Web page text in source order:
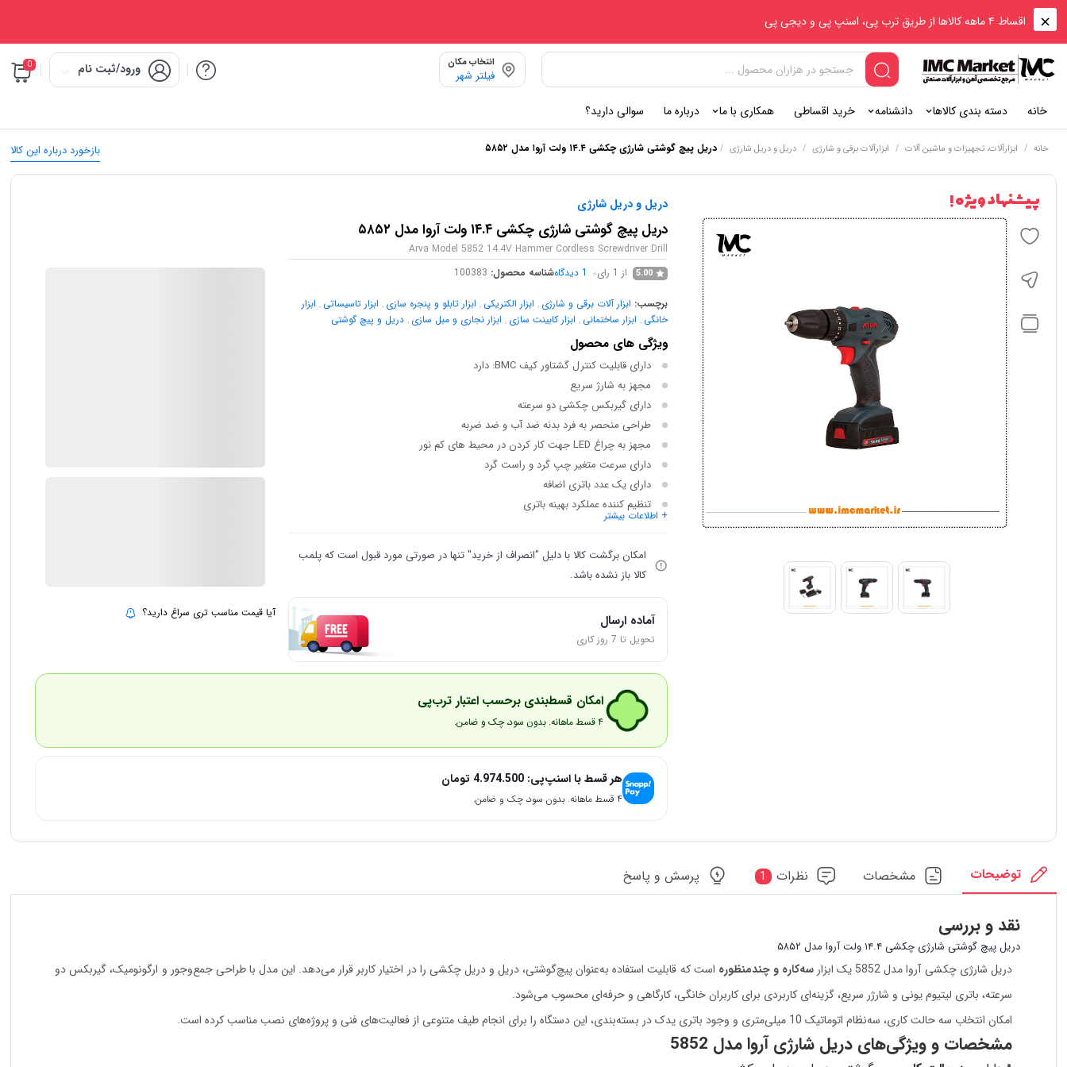
اقساط ۴ ماهه کالاها از طریق ترب پی، اسنپ پی و دیجی پی
انتخاب مکان
فیلتر شهر ورود/ثبت نام 0
خانه دسته بندی کالاها دانشنامه خرید اقساطی همکاری با ما درباره ما سوالی دارید؟
بازخورد درباره این کالا خانه / ابزارآلات، تجهیزات و ماشین آلات / ابزارآلات برقی و شارژی / دریل و دریل شارژی /دریل پیچ گوشتی شارژی چکشی ۱۴.۴ ولت آروا مدل ۵۸۵۲
پیشنهاد ویژه ! دریل و دریل شارژی
دریل پیچ گوشتی شارژی چکشی ۱۴.۴ ولت آروا مدل ۵۸۵۲
Arva Model 5852 14.4V Hammer Cordless Screwdriver Drill
5.00 از 1 رای 1 دیدگاهشناسه محصول: 100383
برچسب: ابزار آلات برقی و شارژی , ابزار الکتریکی , ابزار تابلو و پنجره سازی , ابزار تاسیساتی , ابزار
خانگی , ابزار ساختمانی , ابزار کابینت سازی , ابزار نجاری و مبل سازی ,دریل و پیچ گوشتی
ویژگی های محصول
دارای قابلیت کنترل گشتاور کیف BMC: دارد
مجهز به شارژ سریع
دارای گیربکس چکشی دو سرعته
طراحی منحصر به فرد بدنه ضد آب و ضد ضربه
مجهز به چراغ LED جهت کار کردن در محیط های کم نور
دارای سرعت متغیر چپ گرد و راست گرد
دارای یک عدد باتری اضافه
تنظیم کننده عملکرد بهینه باتری
+ اطلاعات بیشتر
امکان برگشت کالا با دلیل "انصراف از خرید" تنها در صورتی مورد قبول است که پلمب
کالا باز نشده باشد.
آماده ارسال
تحویل تا 7 روز کاری
٪5 20.998.000
آیا قیمت مناسب تری سراغ دارید؟
امکان قسط‌بندی برحسب اعتبار ترب‌پی
۴ قسط ماهانه. بدون سود، چک و ضامن.
هر قسط با اسنپ‌پی:4.974.500 تومان
۴ قسط ماهانه. بدون سود، چک و ضامن.
توضیحات مشخصات نظرات 1 پرسش و پاسخ
نقد و بررسی
دریل پیچ گوشتی شارژی چکشی ۱۴.۴ ولت آروا مدل ۵۸۵۲
دریل شارژی چکشی آروا مدل 5852 یک ابزار سه‌کاره و چندمنظوره است که قابلیت استفاده به‌عنوان پیچ‌گوشتی، دریل و دریل چکشی را در اختیار کاربر قرار می‌دهد. این مدل با طراحی جمع‌وجور و ارگونومیک، گیربکس دو
سرعته، باتری لیتیوم یونی و شارژر سریع، گزینه‌ای کاربردی برای کاربران خانگی، کارگاهی و حرفه‌ای محسوب می‌شود.
امکان انتخاب سه حالت کاری، سه‌نظام اتوماتیک 10 میلی‌متری و وجود باتری یدک در بسته‌بندی، این دستگاه را برای انجام طیف متنوعی از فعالیت‌های فنی و پروژه‌های نصب مناسب کرده است.
مشخصات و ویژگی‌های دریل شارژی آروا مدل 5852